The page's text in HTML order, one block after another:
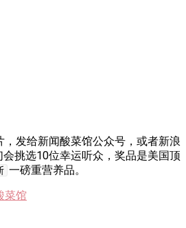
发给新闻酸菜馆公众号，或者新浪
挑选10位幸运听众，奖品是美国顶
一磅重营养品。
菜馆